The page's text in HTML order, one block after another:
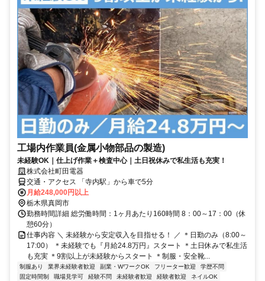
工場内作業員(金属小物部品の製造)
未経験OK｜仕上げ作業＋検査中心｜土日祝休みで私生活も充実！
株式会社町田電器
交通・アクセス 「寺内駅」から車で5分
月給248,000円以上
栃木県真岡市
勤務時間詳細 総労働時間：1ヶ月あたり160時間 8：00～17：00（休
憩60分）
仕事内容 ＼ 未経験から安定収入を目指せる！ ／ ＊日勤のみ（8:00～
17:00） ＊未経験でも『月給24.8万円』スタート ＊土日休みで私生活
も充実 ＊9割以上が未経験からスタート ＊制服・安全靴...
制服あり 業界未経験者歓迎 副業・WワークOK フリーター歓迎
学歴不問
固定時間制
職場見学可 経験不問 未経験者歓迎 経験者歓迎
ネイルOK